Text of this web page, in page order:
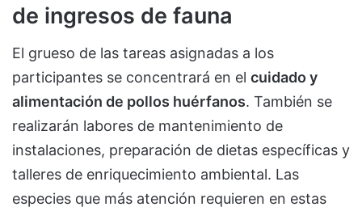
de ingresos de fauna
El grueso de las tareas asignadas a los
participantes se concentrará en el cuidado y
alimentación de pollos huérfanos. También se
realizarán labores de mantenimiento de
instalaciones, preparación de dietas específicas y
talleres de enriquecimiento ambiental. Las
especies que más atención requieren en estas